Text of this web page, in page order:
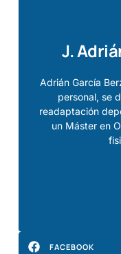
J.
Adrián García
personal, se
readaptación
un Máster en
FACEBOOK